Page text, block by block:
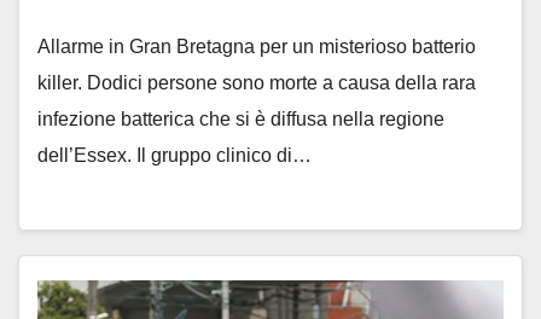
Allarme in Gran Bretagna per un misterioso batterio
killer. Dodici persone sono morte a causa della rara
infezione batterica che si è diffusa nella regione
dell’Essex. Il gruppo clinico di…